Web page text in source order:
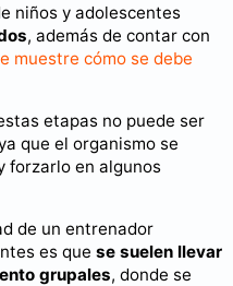
niños y adolescentes
, además de contar con
muestre cómo se debe
etapas no puede ser
que el organismo se
forzarlo en algunos
de un entrenador
es que se suelen llevar
grupales, donde se